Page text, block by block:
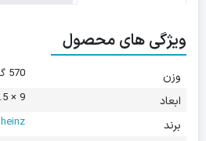
ویژگی های محصول
وزن 570 گرم
ابعاد 9 × 5.5 × 20 سانتیمتر
برند heinz